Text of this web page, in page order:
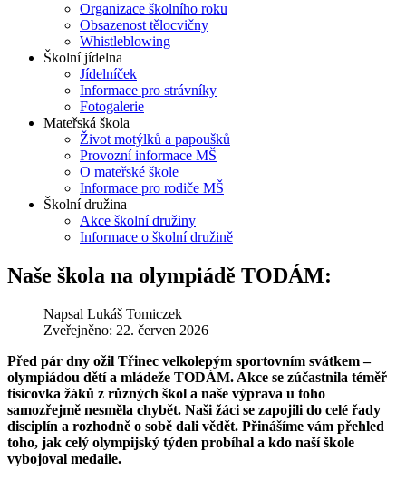
Organizace školního roku
Obsazenost tělocvičny
Whistleblowing
Školní jídelna
Jídelníček
Informace pro strávníky
Fotogalerie
Mateřská škola
Život motýlků a papoušků
Provozní informace MŠ
O mateřské škole
Informace pro rodiče MŠ
Školní družina
Akce školní družiny
Informace o školní družině
Naše škola na olympiádě TODÁM:
Napsal Lukáš Tomiczek
Zveřejněno: 22. červen 2026
Před pár dny ožil Třinec velkolepým sportovním svátkem –
olympiádou dětí a mládeže TODÁM. Akce se zúčastnila téměř
tisícovka žáků z různých škol a naše výprava u toho
samozřejmě nesměla chybět. Naši žáci se zapojili do celé řady
disciplín a rozhodně o sobě dali vědět. Přinášíme vám přehled
toho, jak celý olympijský týden probíhal a kdo naší škole
vybojoval medaile.